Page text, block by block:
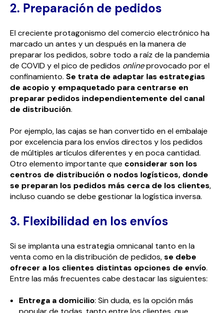
2. Preparación de pedidos
El creciente protagonismo del comercio electrónico ha
marcado un antes y un después en la manera de
preparar los pedidos, sobre todo a raíz de la pandemia
de COVID y el pico de pedidos onlineprovocado por el
confinamiento. Se trata de adaptar las estrategias
de acopio y empaquetado para centrarse en
preparar pedidos independientemente del canal
de distribución.
Por ejemplo, las cajas se han convertido en el embalaje
por excelencia para los envíos directos y los pedidos
de múltiples artículos diferentes y en poca cantidad.
Otro elemento importante que considerar son los
centros de distribución o nodos logísticos, donde
se preparan los pedidos más cerca de los clientes,
incluso cuando se debe gestionar la logística inversa.
3. Flexibilidad en los envíos
Si se implanta una estrategia omnicanal tanto en la
venta como en la distribución de pedidos,se debe
ofrecer a los clientes distintas opciones de envío.
Entre las más frecuentes cabe destacar las siguientes:
Entrega a domicilio: Sin duda, es la opción más